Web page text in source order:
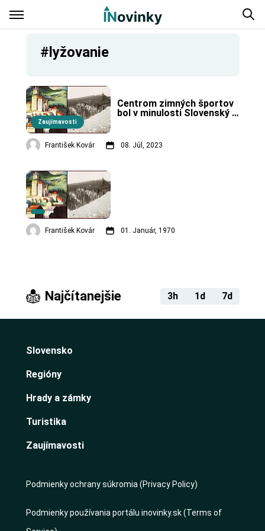
#lyžovanie
Zaujímavosti
Centrom zimných športov
bol v minulosti Slovenský
František Kovár 08. Júl, 2023
František Kovár 01. Január, 1970
Najčítanejšie 3h 1d 7d
Slovensko
Regióny
Hrady a zámky
Turistika
Zaujímavosti
Podmienky ochrany súkromia (Privacy Policy)
Podmienky používania portálu inovinky.sk (Terms of